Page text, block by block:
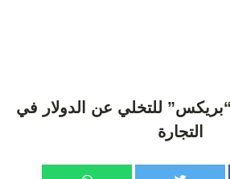
للتخلي عن الدولار في
التجارة